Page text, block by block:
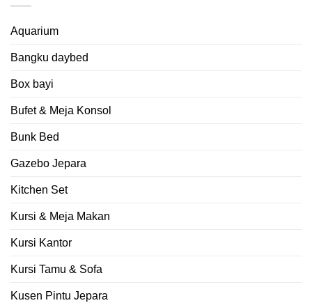
Aquarium
Bangku daybed
Box bayi
Bufet & Meja Konsol
Bunk Bed
Gazebo Jepara
Kitchen Set
Kursi & Meja Makan
Kursi Kantor
Kursi Tamu & Sofa
Kusen Pintu Jepara